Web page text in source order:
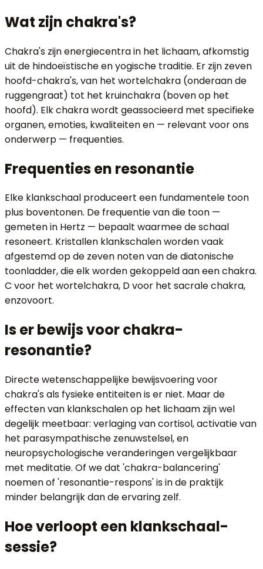
Wat zijn chakra's?
Chakra's zijn energiecentra in het lichaam, afkomstig
uit de hindoeïstische en yogische traditie. Er zijn zeven
hoofd-chakra's, van het wortelchakra (onderaan de
ruggengraat) tot het kruinchakra (boven op het
hoofd). Elk chakra wordt geassocieerd met specifieke
organen, emoties, kwaliteiten en — relevant voor ons
onderwerp — frequenties.
Frequenties en resonantie
Elke klankschaal produceert een fundamentele toon
plus boventonen. De frequentie van die toon —
gemeten in Hertz — bepaalt waarmee de schaal
resoneert. Kristallen klankschalen worden vaak
afgestemd op de zeven noten van de diatonische
toonladder, die elk worden gekoppeld aan een chakra.
C voor het wortelchakra, D voor het sacrale chakra,
enzovoort.
Is er bewijs voor chakra-
resonantie?
Directe wetenschappelijke bewijsvoering voor
chakra's als fysieke entiteiten is er niet. Maar de
effecten van klankschalen op het lichaam zijn wel
degelijk meetbaar: verlaging van cortisol, activatie van
het parasympathische zenuwstelsel, en
neuropsychologische veranderingen vergelijkbaar
met meditatie. Of we dat 'chakra-balancering'
noemen of 'resonantie-respons' is in de praktijk
minder belangrijk dan de ervaring zelf.
Hoe verloopt een klankschaal-
sessie?